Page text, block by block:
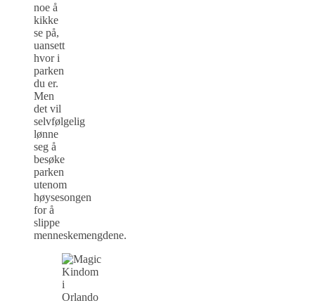
noe å
kikke
se på,
uansett
hvor i
parken
du er.
Men
det vil
selvfølgelig
lønne
seg å
besøke
parken
utenom
høysesongen
for å
slippe
menneskemengdene.